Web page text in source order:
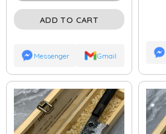
ADD TO CART
Messenger Gmail